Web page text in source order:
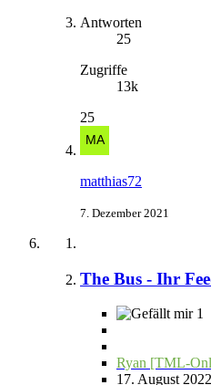
Antworten
25
Zugriffe
13k
25
matthias72
7. Dezember 2021
The Bus - Ihr
1
Ryan [TML-
17. August 2022